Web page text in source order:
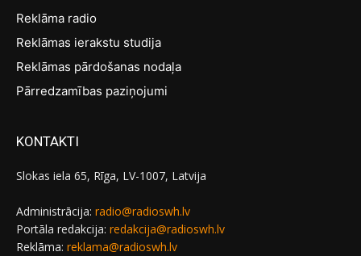
Reklāma radio
Reklāmas ierakstu studija
Reklāmas pārdošanas nodaļa
Pārredzamības paziņojumi
KONTAKTI
Slokas iela 65, Rīga, LV-1007, Latvija
Administrācija: radio@radioswh.lv
Portāla redakcija: redakcija@radioswh.lv
Reklāma: reklama@radioswh.lv